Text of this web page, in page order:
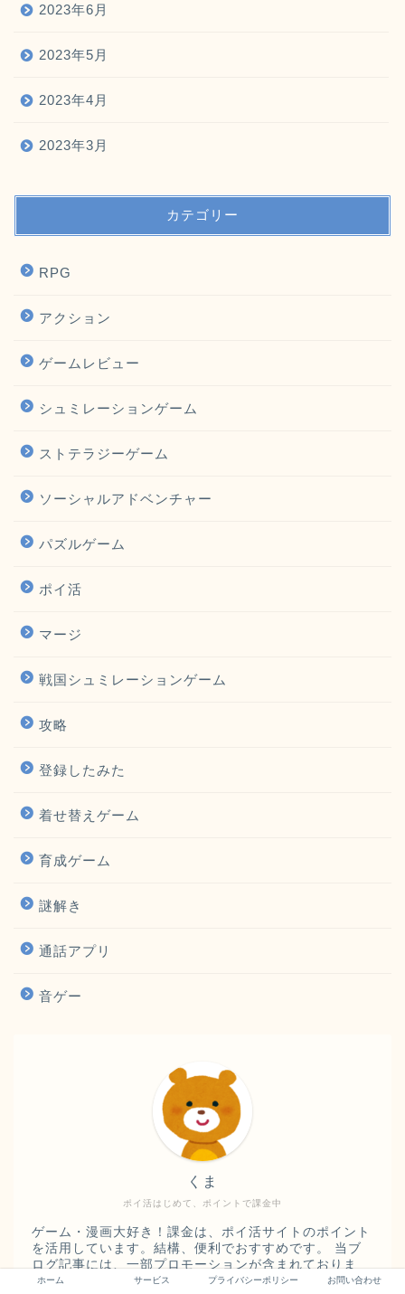
2023年6月
2023年5月
2023年4月
2023年3月
カテゴリー
RPG
アクション
ゲームレビュー
シュミレーションゲーム
ストテラジーゲーム
ソーシャルアドベンチャー
パズルゲーム
ポイ活
マージ
戦国シュミレーションゲーム
攻略
登録したみた
着せ替えゲーム
育成ゲーム
謎解き
通話アプリ
音ゲー
ポイ活はじめて、ポイントで課金中
くま
ゲーム・漫画大好き！課金は、ポイ活サイトのポイント
を活用しています。結構、便利でおすすめです。 当ブ
ログ記事には、一部プロモーションが含まれておりま
す。
ホーム サービス プライバシーポリシー お問い合わせ